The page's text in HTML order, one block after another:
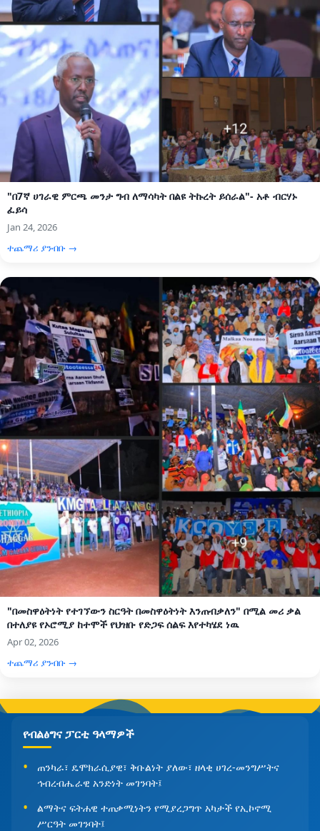
"በ7ኛ ሀገራዊ ምርጫ መንታ ግብ ለማሳካት በልዩ ትኩረት ይሰራል"- አቶ ብርሃኑ
ፈይሳ
Jan 24, 2026
ተጨማሪ ያንብቡ →
"በመስዋዕትነት የተገኘውን ስርዓት በመስዋዕትነት እንጠብቃለን" በሚል መሪ ቃል
በተለያዩ የኦሮሚያ ከተሞች የህዝቡ የድጋፍ ሰልፍ እየተካሄደ ነዉ
Apr 02, 2026
ተጨማሪ ያንብቡ →
የብልፅግና ፓርቲ ዓላማዎች
ጠንካራ፣ ዴሞክራሲያዊ፣ ቅቡልነት ያለው፣ ዘላቂ ሀገረ-መንግሥትና
ኅብረብሔራዊ አንድነት መገንባት፤
ልማትና ፍትሐዊ ተጠቃሚነትን የሚያረጋግጥ አካታች የኢኮኖሚ
ሥርዓት መገንባት፤